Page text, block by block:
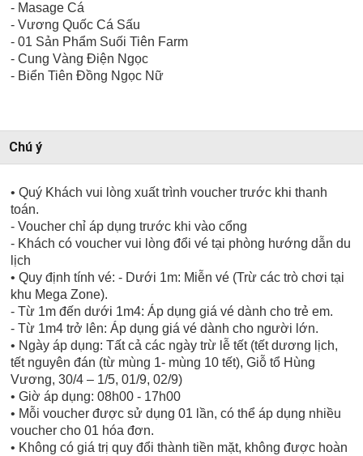
- Masage Cá
- Vương Quốc Cá Sấu
- 01 Sản Phẩm Suối Tiên Farm
- Cung Vàng Điện Ngọc
- Biển Tiên Đồng Ngọc Nữ
Chú ý
• Quý Khách vui lòng xuất trình voucher trước khi thanh
toán.
- Voucher chỉ áp dụng trước khi vào cổng
- Khách có voucher vui lòng đổi vé tại phòng hướng dẫn du
lịch
• Quy định tính vé: - Dưới 1m: Miễn vé (Trừ các trò chơi tại
khu Mega Zone).
- Từ 1m đến dưới 1m4: Áp dụng giá vé dành cho trẻ em.
- Từ 1m4 trở lên: Áp dụng giá vé dành cho người lớn.
• Ngày áp dụng: Tất cả các ngày trừ lễ tết (tết dương lịch,
tết nguyên đán (từ mùng 1- mùng 10 tết), Giỗ tổ Hùng
Vương, 30/4 – 1/5, 01/9, 02/9)
• Giờ áp dụng: 08h00 - 17h00
• Mỗi voucher được sử dụng 01 lần, có thể áp dụng nhiều
voucher cho 01 hóa đơn.
• Không có giá trị quy đổi thành tiền mặt, không được hoàn